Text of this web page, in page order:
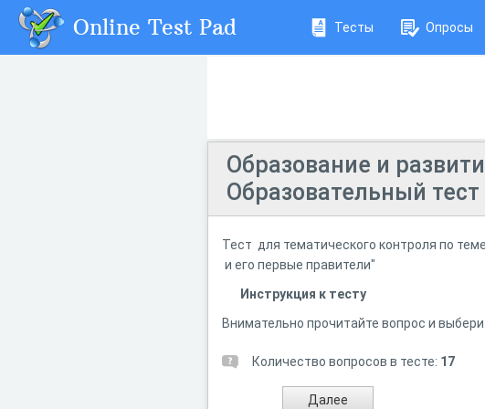
Online Test Pad Тесты Опросы
Образование и
Образовательный тест
Тест для тематического контроля по
и его первые правители"
Инструкция к тесту
Внимательно прочитайте вопрос и
Количество вопросов в тесте: 17